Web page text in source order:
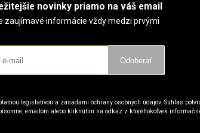
novinky priamo na váš email
zaujímavé informácie vždy medzi prvými
Odoberať
legislatívou a zásadami ochrany osobných údajov. Súhlas
emailom alebo kliknutím na odkaz z ktoréhokoľvek